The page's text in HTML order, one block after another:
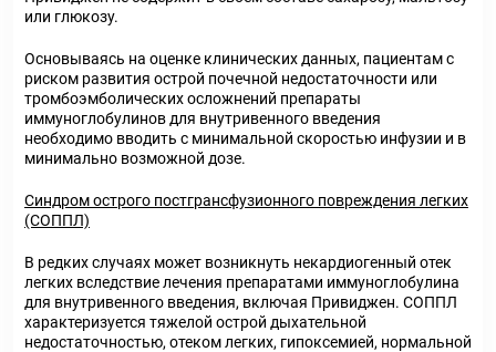
или глюкозу.
Основываясь на оценке клинических данных, пациентам с
риском развития острой почечной недостаточности или
тромбоэмболических осложнений препараты
иммуноглобулинов для внутривенного введения
необходимо вводить с минимальной скоростью инфузии и в
минимально возможной дозе.
Синдром острого постгрансфузионного повреждения легких
(СОППЛ)
В редких случаях может возникнуть некардиогенный отек
легких вследствие лечения препаратами иммуноглобулина
для внутривенного введения, включая Привиджен. СОППЛ
характеризуется тяжелой острой дыхательной
недостаточностью, отеком легких, гипоксемией, нормальной